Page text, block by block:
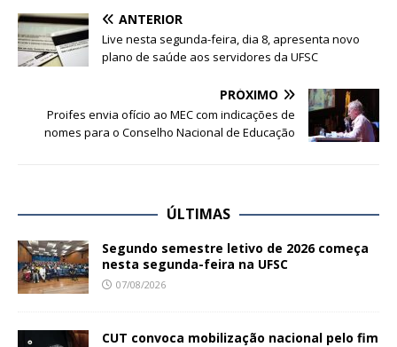
ANTERIOR
Live nesta segunda-feira, dia 8, apresenta novo
plano de saúde aos servidores da UFSC
PRÓXIMO
Proifes envia ofício ao MEC com indicações de
nomes para o Conselho Nacional de Educação
ÚLTIMAS
Segundo semestre letivo de 2026 começa
nesta segunda-feira na UFSC
07/08/2026
CUT convoca mobilização nacional pelo fim